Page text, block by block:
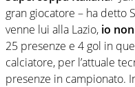
gran giocatore – ha detto
venne lui alla Lazio, io
25 presenze e 4 gol in
calciatore, per l’attuale
presenze in campionato.